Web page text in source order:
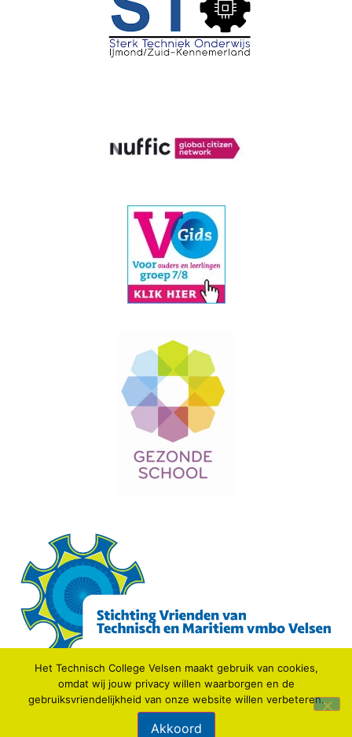
© 2021 TECHNISCH COLLEGE VELSEN.
Webdesign: IDV media
Het Technisch College Velsen maakt gebruik van cookies,
omdat wij jouw privacy willen waarborgen en de
gebruiksvriendelijkheid van onze website willen verbeteren.
Akkoord